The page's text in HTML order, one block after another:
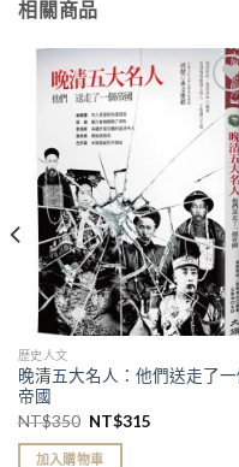
相關商品
加
「
望
單
歷史人文
晚清五大名人：他們送走了一
帝國
NT$350 NT$315
加入購物車